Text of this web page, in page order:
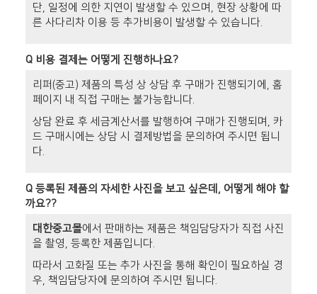
단, 일정에 의한 지연이 발생할 수 있으며, 현장 상황에 따
른 사다리차 이용 등 추가비용이 발생할 수 있습니다.
Q비용 결제는 어떻게 진행하나요?
리퍼(중고) 제품의 특성 상 상담 후 구매가 진행되기에, 홈
페이지 내 직접 구매는 불가능합니다.
상담 완료 후 세금계산서를 발행하여 구매가 진행되며, 카
드 구매시에는 상담 시 결제방법을 문의하여 주시면 됩니
다.
Q등록된 제품의 자세한 사진을 보고 싶은데, 어떻게 해야 할
까요??
대한중고몰에서 판매하는 제품은 책임담당자가 직접 사진
을 촬영, 등록한 제품입니다.
따라서 고화질 또는 추가 사진을 통해 확인이 필요하실 경
우, 책임담당자에 문의하여 주시면 됩니다.